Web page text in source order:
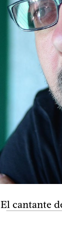
El cantante